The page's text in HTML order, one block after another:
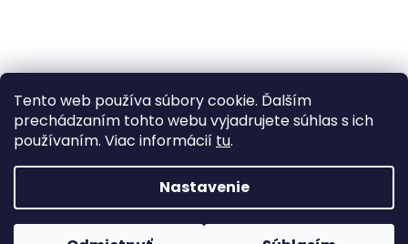
Tento web používa súbory cookie. Ďalším
prechádzaním tohto webu vyjadrujete súhlas s ich
používaním. Viac informácií tu.
Nastavenie
Copyright 2026Herbazika. Všetky práva vyhradené.